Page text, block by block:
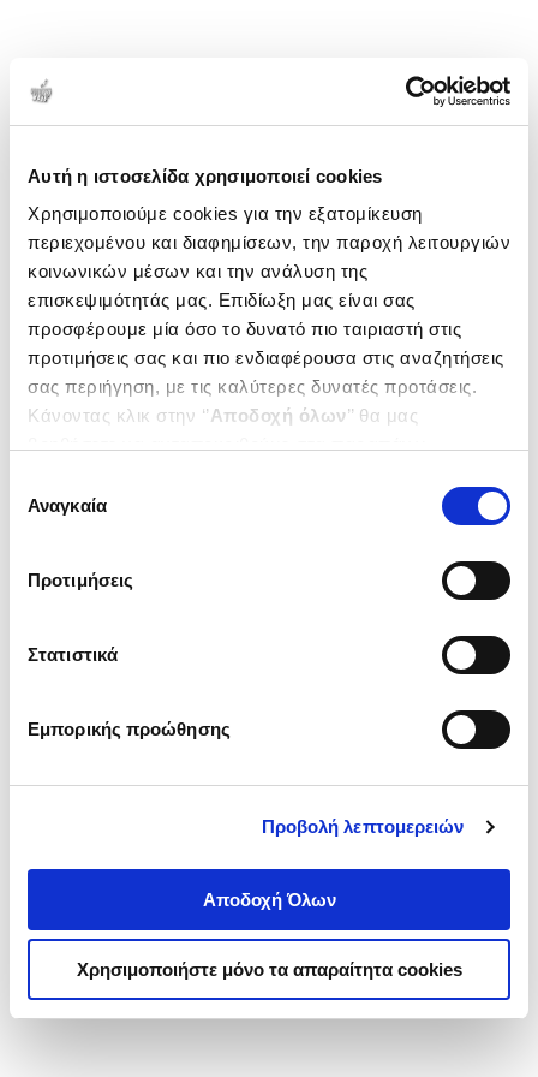
Αυτή η ιστοσελίδα χρησιμοποιεί cookies
Χρησιμοποιούμε cookies για την εξατομίκευση
περιεχομένου και διαφημίσεων, την παροχή λειτουργιών
κοινωνικών μέσων και την ανάλυση της
επισκεψιμότητάς μας. Επιδίωξη μας είναι σας
προσφέρουμε μία όσο το δυνατό πιο ταιριαστή στις
προτιμήσεις σας και πιο ενδιαφέρουσα στις αναζητήσεις
σας περιήγηση, με τις καλύτερες δυνατές προτάσεις.
Κάνοντας κλικ στην ‘’Αποδοχή όλων’’ θα μας
ενδιαφέρουν και να επιλέξετε από τα παρακάτω με την
΄΄και να ενημερωθείτε σχετικά με
συγκατάθεσης
Αναγκαία
Προτιμήσεις
Στατιστικά
Εμπορικής προώθησης
Προβολή λεπτομερειών
Αποδοχή Όλων
Χρησιμοποιήστε μόνο τα απαραίτητα cookies